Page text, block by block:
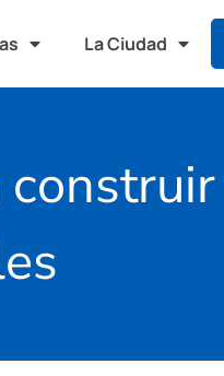
La Ciudad